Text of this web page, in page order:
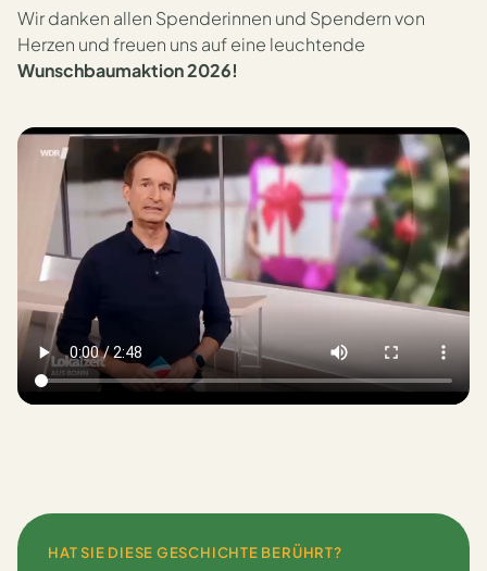
Wir danken allen Spenderinnen und Spendern von
Herzen und freuen uns auf eine leuchtende
Wunschbaumaktion 2026!
HAT SIE DIESE GESCHICHTE BERÜHRT?